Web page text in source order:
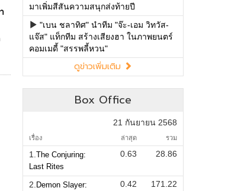
มาเพิ่มสีสันความสนุกส่งท้ายปี
"เบน ชลาทิศ" นำทีม "จ๊ะ-เอม วิทวัส-
แจ๊ส" แท็กทีม สร้างเสียงฮา ในภาพยนตร์
คอมเมดี้ "สรรพลี้หวน"
ดูข่าวเพิ่มเติม
Box Office
21 กันยายน 2568
เรื่อง ล่าสุด รวม
1. The Conjuring:
Last Rites
0.63 28.86
2. Demon Slayer:
0.42 171.22